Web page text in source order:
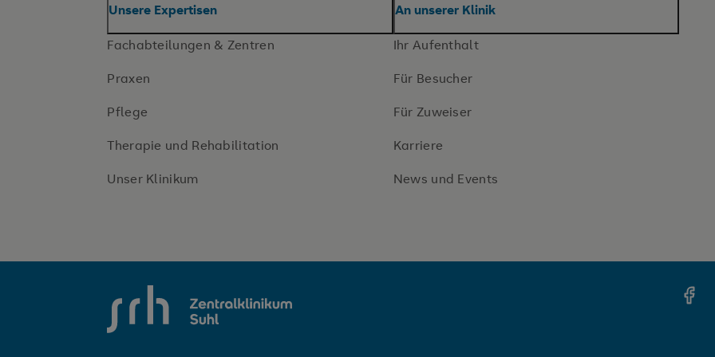
Unsere Expertisen
Fachabteilungen & Zentren
Praxen
Pflege
Therapie und Rehabilitation
Unser Klinikum
An unserer Klinik
Ihr Aufenthalt
Für Besucher
Für Zuweiser
Karriere
News und Events